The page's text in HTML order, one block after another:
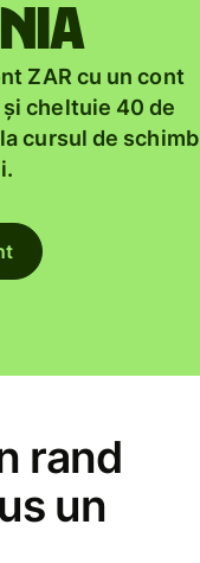
ZAR cu un cont
cheltuie 40 de
cursul de schimb
rand
un